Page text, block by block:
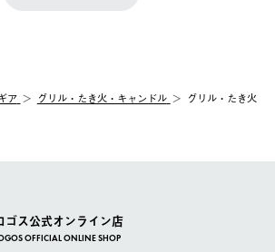
ます。
品いただき、ご希望商品を再注文してくだ
ア グリル・たき火・キャンドル
グリル・たき火
ゴス公式オンライン店
OFFICIAL ONLINE SHOP